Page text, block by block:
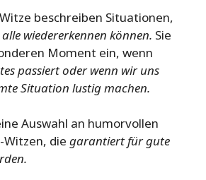
beschreiben Situationen,
wiedererkennen können. Sie
Moment ein, wenn
passiert oder wenn wir uns
Situation lustig machen.
Auswahl an humorvollen
die garantiert für gute